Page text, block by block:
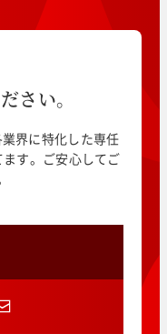
さい。
界に特化した専任
す。ご安心してご